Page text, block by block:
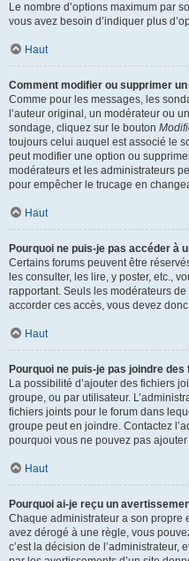
Le nombre d’options maximum par
vous avez besoin d’indiquer plus
Haut
Comment modifier ou supprimer
Comme pour les messages, les
l’auteur original, un modérateur ou
sondage, cliquez sur le bouton
toujours celui auquel est associé le
peut modifier une option ou
modérateurs et les administrateurs
pour empêcher le trucage en
Haut
Pourquoi ne puis-je pas accéder à
Certains forums peuvent être
les consulter, les lire, y poster, etc.,
rapportant. Seuls les modérateurs
accorder ces accès, vous devez
Haut
Pourquoi ne puis-je pas joindre
La possibilité d’ajouter des fichiers
groupe, ou par utilisateur.
fichiers joints pour le forum dans
groupe peut en joindre. Contactez
pourquoi vous ne pouvez pas
Haut
Pourquoi ai-je reçu un
Chaque administrateur a son propre
avez dérogé à une règle, vous
c’est la décision de l’administrateur,